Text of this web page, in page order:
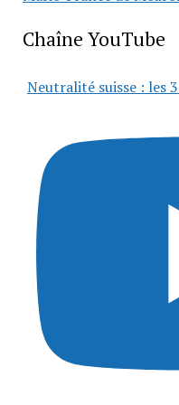
Chaîne YouTube
Neutralité suisse : les